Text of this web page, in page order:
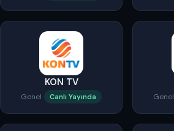
KON TV
Genel Canlı Yayında Genel